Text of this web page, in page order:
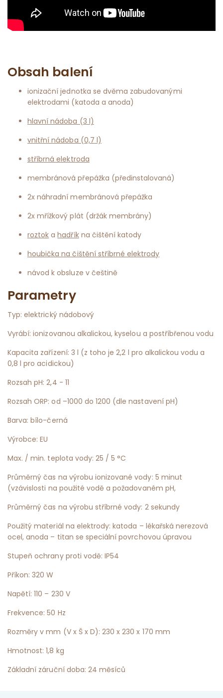
Obsah balení
ionizační jednotka se dvěma zabudovanými
elektrodami (katoda a anoda)
hlavní nádoba (3 l)
vnitřní nádoba (0,7 l)
stříbrná elektroda
membránová přepážka (předinstalovaná)
2x náhradní membránová přepážka
2x mřížkový plát (držák membrány)
roztok ahadříkna čištění katody
houbička na čištění stříbrné elektrody
návod k obsluze v češtině
Parametry
Typ: elektrický nádobový
Vyrábí: ionizovanou alkalickou, kyselou a postříbřenou vodu
Kapacita zařízení: 3 l (z toho je 2,2 l pro alkalickou vodu a
0,8 l pro acidickou)
Rozsah pH: 2,4 - 11
Rozsah ORP: od –1000 do 1200 (dle nastavení pH)
Barva: bílo-černá
Výrobce: EU
Max. / min. teplota vody: 25 / 5 °C
Průměrný čas na výrobu ionizované vody: 5 minut
(vzávislosti na použité vodě a požadovaném pH,
Průměrný čas na výrobu stříbrné vody: 2 sekundy
Použitý materiál na elektrody: katoda – lékařská nerezová
ocel, anoda – titan se speciální povrchovou úpravou
Stupeň ochrany proti vodě: IP54
Příkon: 320 W
Napětí: 110 – 230 V
Frekvence: 50 Hz
Rozměry v mm (V x Š x D): 230 x 230 x 170 mm
Hmotnost: 1,8 kg
Základní záruční doba: 24 měsíců